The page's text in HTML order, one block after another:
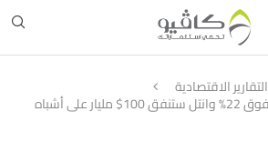
التقارير الاقتصادية
تراجعات أمازون وتيسلا تفوق 22% وانتل ستنفق 100$ مليار على أشباه